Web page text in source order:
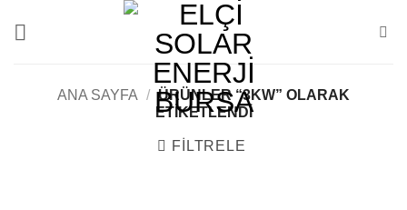
ANA SAYFA / ÜRÜNLER “3KW” OLARAK
ETIKETLENDI
FILTRELE